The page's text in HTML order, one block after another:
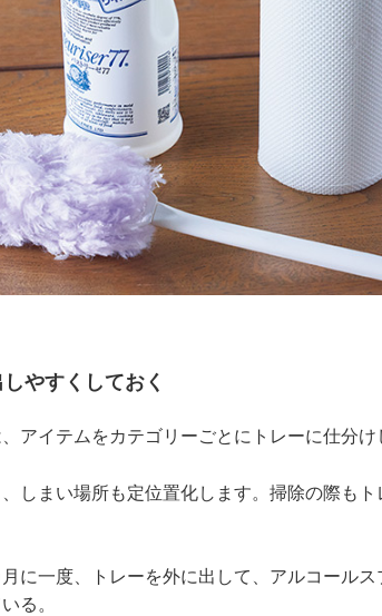
やすくしておく
アイテムをカテゴリーごとにトレーに仕分け
、しまい場所も定位置化します。掃除の際も
に一度、トレーを外に出して、アルコール
る。